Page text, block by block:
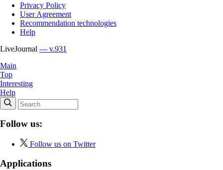
Privacy Policy
User Agreement
Recommendation technologies
Help
LiveJournal — v.931
Main
Top
Interesting
Help
Follow us:
Follow us on Twitter
Applications